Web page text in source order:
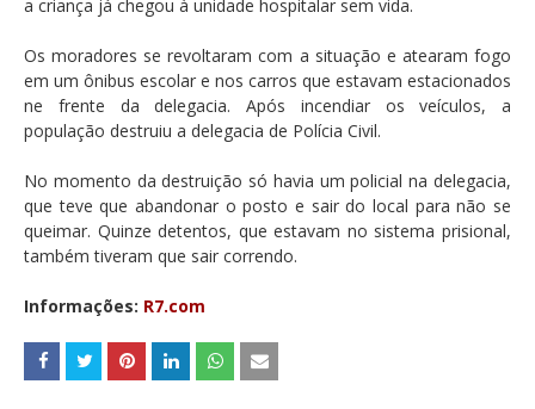
a criança já chegou à unidade hospitalar sem vida.
Os moradores se revoltaram com a situação e atearam fogo
em um ônibus escolar e nos carros que estavam estacionados
ne frente da delegacia. Após incendiar os veículos, a
população destruiu a delegacia de Polícia Civil.
No momento da destruição só havia um policial na delegacia,
que teve que abandonar o posto e sair do local para não se
queimar. Quinze detentos, que estavam no sistema prisional,
também tiveram que sair correndo.
Informações: R7.com